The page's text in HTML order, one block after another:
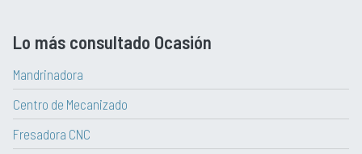
Lo más consultado Ocasión
Mandrinadora
Centro de Mecanizado
Fresadora CNC